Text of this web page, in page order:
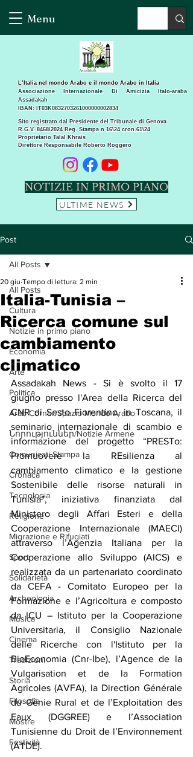
Menu
Sito registrato dal Presidente del Tribunale di Genova
R.G.V. 8468\2024 Reg. Stampa n 16\24 cron.61\24 ​
Proprietario Talal Khrais
Direttore Responsabile Roberto Roggero
L’Italia nel mondo Arabo e il mondo Arabo in Italia
Associazione Internazionale Di Amicizia Italo-araba
Assadakah
IBAN: IT03K0832703261000000002834
NOTIZIE IN PRIMO PIANO
ULTIME NEWS
Post
All Posts
Cultura
Notizie in primo piano
Economia
Arte
Politica
Arab Corner/Spazio Mondo Arabo
Նորություններ/Notizie Armene
Comunicati Stampa
Cronaca
Tecnologia
Religione
Migrazione e Rifugiati
Sport
Solidarietà
Archeologia
Musica
Cinema
Tradizioni
Storia
Filosofia
Mostre
Festività
All Posts
Italia-Tunisia –
Ricerca comune sul
cambiamento
climatico
20 giu Tempo di lettura: 2 min
Assadakah News - Si è svolto il 17
giugno presso l'Area della Ricerca del
CNR di Sesto Fiorentino, in Toscana, il
seminario internazionale di scambio e
informazione del progetto “PRESTo:
Promuovere la REsilienza al
cambiamento climatico e la gestione
Sostenibile delle risorse naturali in
Tunisia”, iniziativa finanziata dal
Ministero degli Affari Esteri e della
Cooperazione Internazionale (MAECI)
attraverso l’Agenzia Italiana per la
Cooperazione allo Sviluppo (AICS) e
realizzata da un partenariato coordinato
da CEFA - Comitato Europeo per la
Formazione e l’Agricoltura e composto
da ICU – Istituto per la Cooperazione
Universitaria, il Consiglio Nazionale
delle Ricerche con l'Istituto per la
BioEconomia (Cnr-Ibe), l’Agence de la
Vulgarisation et de la Formation
Agricoles (AVFA), la Direction Générale
du Génie Rural et de l’Exploitation des
Eaux (DGGREE) e l’Association
Tunisienne du Droit de l’Environnement
(ATDE).